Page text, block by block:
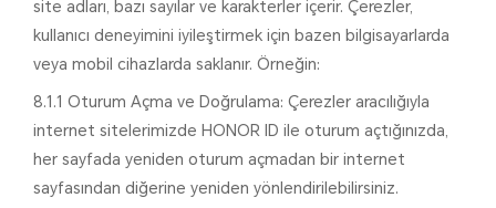
site adları, bazı sayılar ve karakterler içerir. Çerezler,
kullanıcı deneyimini iyileştirmek için bazen bilgisayarlarda
veya mobil cihazlarda saklanır. Örneğin:
8.1.1 Oturum Açma ve Doğrulama: Çerezler aracılığıyla
internet sitelerimizde HONOR ID ile oturum açtığınızda,
her sayfada yeniden oturum açmadan bir internet
sayfasından diğerine yeniden yönlendirilebilirsiniz.